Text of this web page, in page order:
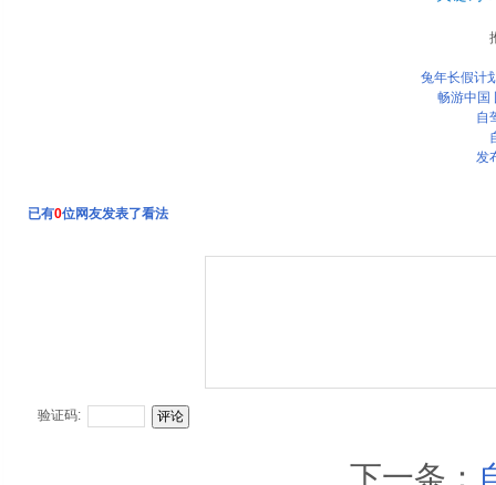
兔年长假计
畅游中国
自
发
已有0位网友发表了看法
验证码:
下一条：